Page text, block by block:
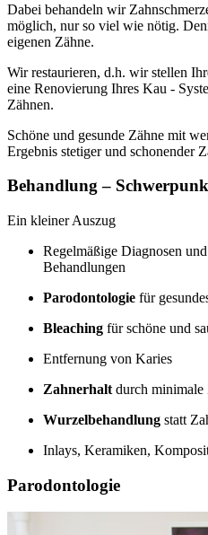
Dabei behandeln wir
möglich, nur so viel wie nötig.
eigenen Zähne.
Wir restaurieren, d.h. wir stellen
eine Renovierung Ihres Kau -
Zähnen.
Schöne und gesunde Zähne mit
Ergebnis stetiger und schonender
Behandlung –
Ein kleiner Auszug
Regelmäßige Diagnosen
Behandlungen
Parodontologie für
Bleaching für schöne und
Entfernung von Karies
Zahnerhalt durch minimale
Wurzelbehandlung statt
Inlays, Keramiken,
Parodontologie